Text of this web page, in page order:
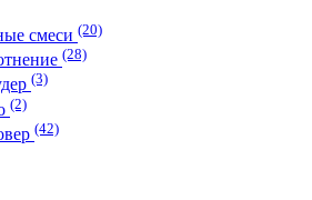
смеси (20)
(28)
(3)
(2)
(42)